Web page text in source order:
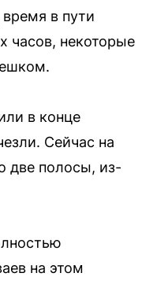
в пути
часов, некоторые
в конце
Сейчас на
две полосы, из-
на этом